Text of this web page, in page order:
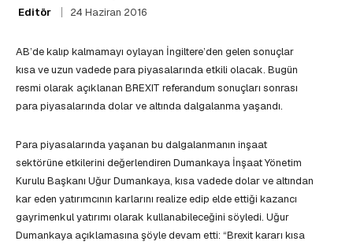
Editör 24 Haziran 2016
AB’de kalıp kalmamayı oylayan İngiltere’den gelen sonuçlar
kısa ve uzun vadede para piyasalarında etkili olacak. Bugün
resmi olarak açıklanan BREXIT referandum sonuçları sonrası
para piyasalarında dolar ve altında dalgalanma yaşandı.
Para piyasalarında yaşanan bu dalgalanmanın inşaat
sektörüne etkilerini değerlendiren Dumankaya İnşaat Yönetim
Kurulu Başkanı Uğur Dumankaya, kısa vadede dolar ve altından
kar eden yatırımcının karlarını realize edip elde ettiği kazancı
gayrimenkul yatırımı olarak kullanabileceğini söyledi. Uğur
Dumankaya açıklamasına şöyle devam etti: “Brexit kararı kısa